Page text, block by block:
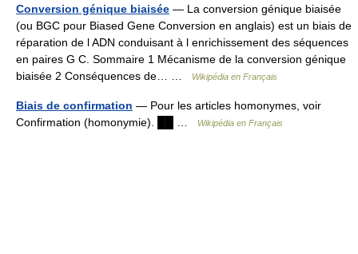
Conversion génique biaisée — La conversion génique biaisée
(ou BGC pour Biased Gene Conversion en anglais) est un biais de
réparation de l ADN conduisant à l enrichissement des séquences
en paires G C. Sommaire 1 Mécanisme de la conversion génique
biaisée 2 Conséquences de… …
Wikipédia en Français
Biais de confirmation — Pour les articles homonymes, voir
Confirmation (homonymie). ██ …
Wikipédia en Français